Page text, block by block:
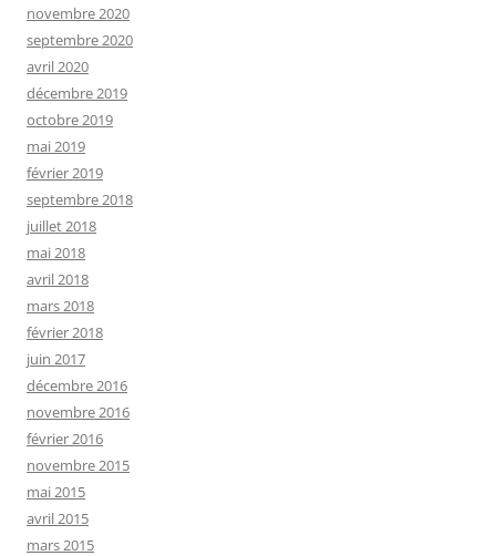
novembre 2020
septembre 2020
avril 2020
décembre 2019
octobre 2019
mai 2019
février 2019
septembre 2018
juillet 2018
mai 2018
avril 2018
mars 2018
février 2018
juin 2017
décembre 2016
novembre 2016
février 2016
novembre 2015
mai 2015
avril 2015
mars 2015